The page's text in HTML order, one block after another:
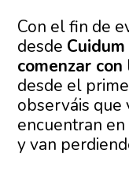
Con el fin de
desde
comenzar
desde el
observáis que
encuentran
y van